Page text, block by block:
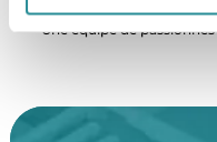
SERVICE CLIENT
Une équipe de passionnés